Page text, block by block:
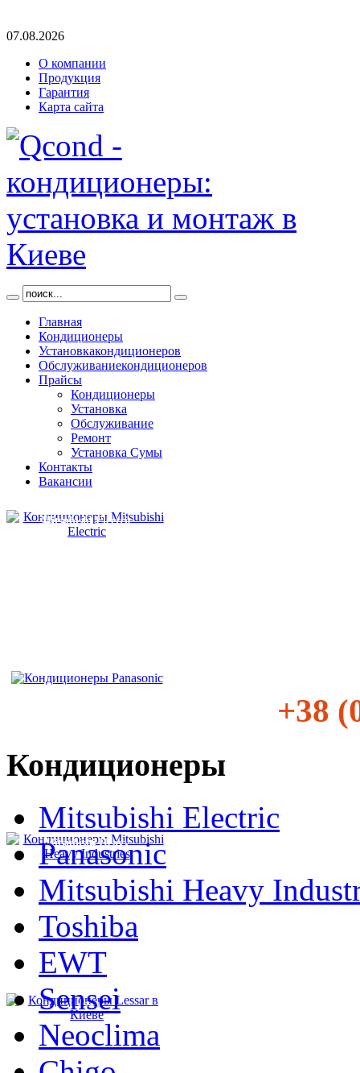
07.08.2026
О компании
Продукция
Гарантия
Карта сайта
Главная
Кондиционеры
Установкакондиционеров
Обслуживаниекондиционеров
Прайсы
Кондиционеры
Установка
Обслуживание
Ремонт
Установка Сумы
Контакты
Вакансии
Mitsubishi Electric
Mitsubishi Heavy
Lessar
+38
Кондиционеры
Mitsubishi Electric
Panasonic
Mitsubishi Heavy
Toshiba
EWT
Sensei
Neoclima